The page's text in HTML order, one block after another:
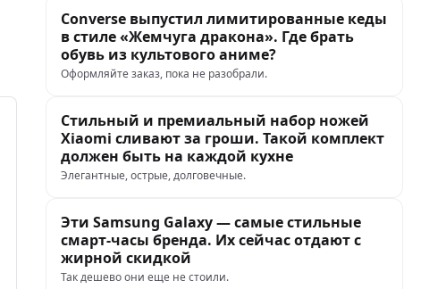
Converse выпустил лимитированные кеды
в стиле «Жемчуга дракона». Где брать
обувь из культового аниме?
Оформляйте заказ, пока не разобрали.
Стильный и премиальный набор ножей
Xiaomi сливают за гроши. Такой комплект
должен быть на каждой кухне
Элегантные, острые, долговечные.
Эти Samsung Galaxy — самые стильные
смарт-часы бренда. Их сейчас отдают с
жирной скидкой
Так дешево они еще не стоили.